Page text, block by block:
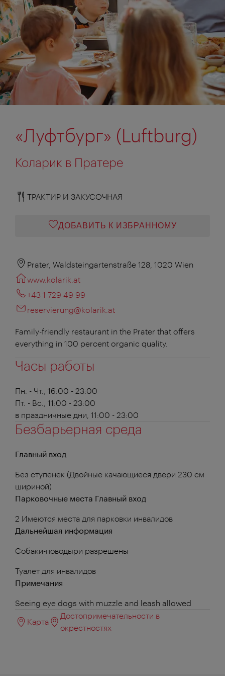
«Луфтбург» (Luftburg)
Коларик в Пратере
ТРАКТИР И ЗАКУСОЧНАЯ
ДОБАВИТЬ К ИЗБРАННОМУ
Prater, Waldsteingartenstraße 128, 1020 Wien
www.kolarik.at
+43 1 729 49 99
reservierung@kolarik.at
Family-friendly restaurant in the Prater that offers
everything in 100 percent organic quality.
Часы работы
Пн. - Чт., 16:00 - 23:00
Пт. - Вс., 11:00 - 23:00
в праздничные дни, 11:00 - 23:00
Безбарьерная среда
Главный вход
Без ступенек (Двойные качающиеся двери 230 см
шириной)
Парковочные места Главный вход
2 Имеются места для парковки инвалидов
Дальнейшая информация
Собаки-поводыри разрешены
Туалет для инвалидов
Примечания
Seeing eye dogs with muzzle and leash allowed
Карта
Достопримечательности в
окрестностях